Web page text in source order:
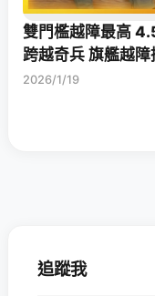
雙門檻越障最高
跨越奇兵 旗艦越
2026/1/19
追蹤我